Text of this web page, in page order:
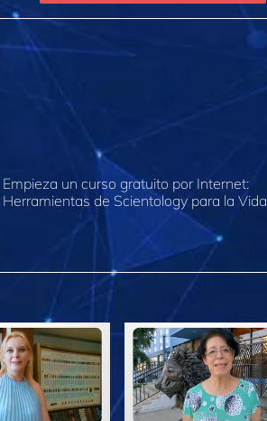
Empieza un curso gratuito por Internet:
Herramientas de Scientology para la Vida